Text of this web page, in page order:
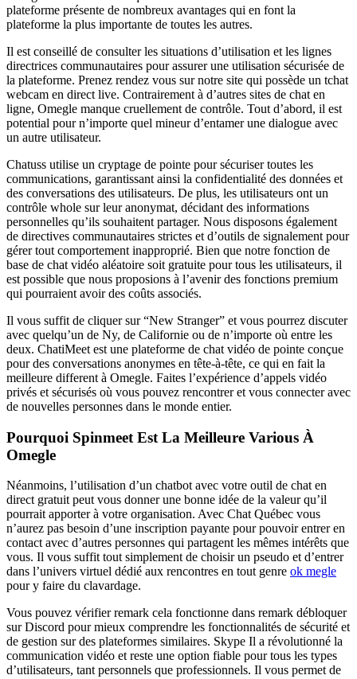
plateforme présente de nombreux avantages qui en font la
plateforme la plus importante de toutes les autres.
Il est conseillé de consulter les situations d’utilisation et les lignes
directrices communautaires pour assurer une utilisation sécurisée de
la plateforme. Prenez rendez vous sur notre site qui possède un tchat
webcam en direct live. Contrairement à d’autres sites de chat en
ligne, Omegle manque cruellement de contrôle. Tout d’abord, il est
potential pour n’importe quel mineur d’entamer une dialogue avec
un autre utilisateur.
Chatuss utilise un cryptage de pointe pour sécuriser toutes les
communications, garantissant ainsi la confidentialité des données et
des conversations des utilisateurs. De plus, les utilisateurs ont un
contrôle whole sur leur anonymat, décidant des informations
personnelles qu’ils souhaitent partager. Nous disposons également
de directives communautaires strictes et d’outils de signalement pour
gérer tout comportement inapproprié. Bien que notre fonction de
base de chat vidéo aléatoire soit gratuite pour tous les utilisateurs, il
est possible que nous proposions à l’avenir des fonctions premium
qui pourraient avoir des coûts associés.
Il vous suffit de cliquer sur “New Stranger” et vous pourrez discuter
avec quelqu’un de Ny, de Californie ou de n’importe où entre les
deux. ChatiMeet est une plateforme de chat vidéo de pointe conçue
pour des conversations anonymes en tête-à-tête, ce qui en fait la
meilleure different à Omegle. Faites l’expérience d’appels vidéo
privés et sécurisés où vous pouvez rencontrer et vous connecter avec
de nouvelles personnes dans le monde entier.
Pourquoi Spinmeet Est La Meilleure Various À
Omegle
Néanmoins, l’utilisation d’un chatbot avec votre outil de chat en
direct gratuit peut vous donner une bonne idée de la valeur qu’il
pourrait apporter à votre organisation. Avec Chat Québec vous
n’aurez pas besoin d’une inscription payante pour pouvoir entrer en
contact avec d’autres personnes qui partagent les mêmes intérêts que
vous. Il vous suffit tout simplement de choisir un pseudo et d’entrer
dans l’univers virtuel dédié aux rencontres en tout genre ok megle
pour y faire du clavardage.
Vous pouvez vérifier remark cela fonctionne dans remark débloquer
sur Discord pour mieux comprendre les fonctionnalités de sécurité et
de gestion sur des plateformes similaires. Skype Il a révolutionné la
communication vidéo et reste une option fiable pour tous les types
d’utilisateurs, tant personnels que professionnels. Il vous permet de